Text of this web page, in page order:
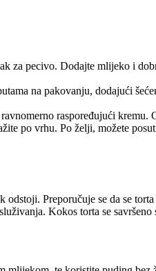
za pecivo. Dodajte mlijeko i
na pakovanju, dodajući
raspoređujući
po vrhu. Po želji, možete
Preporučuje se da se
Kokos torta se